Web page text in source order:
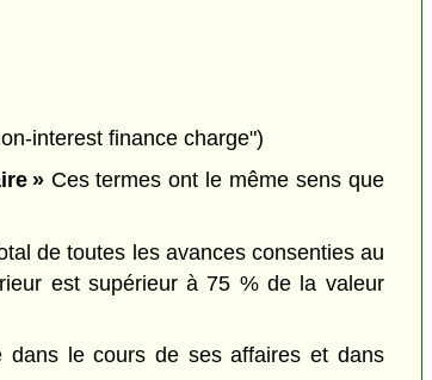
interest finance charge")
»Ces termes ont le même sens que
de toutes les avances consenties au
est supérieur à 75 % de la valeur
le cours de ses affaires et dans